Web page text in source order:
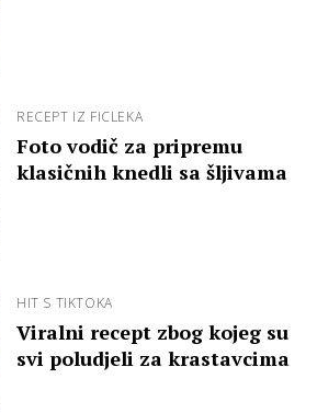
RECEPT IZ FICLEKA
Foto vodič za pripremu
klasičnih knedli sa šljivama
HIT S TIKTOKA
Viralni recept zbog kojeg su
svi poludjeli za krastavcima